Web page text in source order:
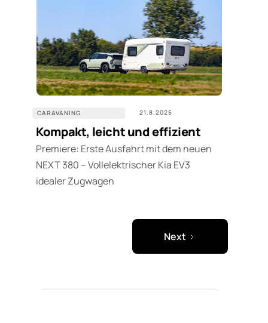
CARAVANING 21.8.2025
Kompakt, leicht und effizient
Premiere: Erste Ausfahrt mit dem neuen
NEXT 380 – Vollelektrischer Kia EV3
idealer Zugwagen
Next